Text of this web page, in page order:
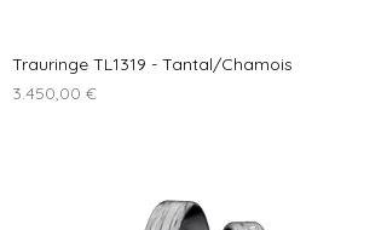
Trauringe TL1319 - Tantal/Chamois
Preis
3.450,00 €